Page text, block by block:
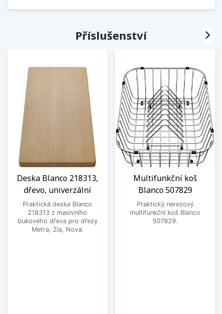
Příslušenství
Deska Blanco 218313,
dřevo, univerzální
Praktická deska Blanco
218313 z masivního
bukového dřeva pro dřezy
Metra, Zia, Nova.
Multifunkční koš
Blanco 507829
Praktický nerezový
multifunkční koš Blanco
507829.
